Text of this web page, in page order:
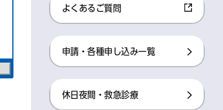
よくあるご質問
申請・各種申し込み一覧
休日夜間・救急診療